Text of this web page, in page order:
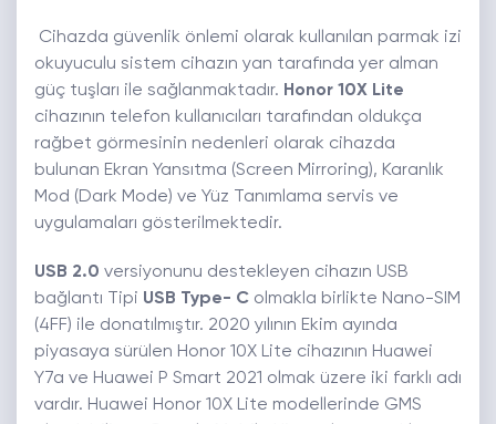
Cihazda güvenlik önlemi olarak kullanılan parmak izi
okuyuculu sistem cihazın yan tarafında yer alman
güç tuşları ile sağlanmaktadır. Honor 10X Lite
cihazının telefon kullanıcıları tarafından oldukça
rağbet görmesinin nedenleri olarak cihazda
bulunan Ekran Yansıtma (Screen Mirroring), Karanlık
Mod (Dark Mode) ve Yüz Tanımlama servis ve
uygulamaları gösterilmektedir.
USB 2.0 versiyonunu destekleyen cihazın USB
bağlantı Tipi USB Type- C olmakla birlikte Nano-SIM
(4FF) ile donatılmıştır. 2020 yılının Ekim ayında
piyasaya sürülen Honor 10X Lite cihazının Huawei
Y7a ve Huawei P Smart 2021 olmak üzere iki farklı adı
vardır. Huawei Honor 10X Lite modellerinde GMS